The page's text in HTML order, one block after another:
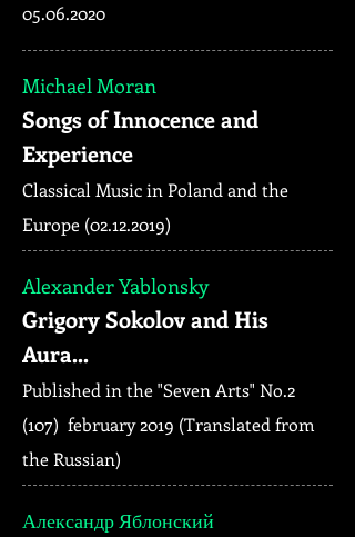
05.06.2020
Michael Moran
Songs of Innocence and
Experience
Classical Music in Poland and the
Europe (02.12.2019)
Alexander Yablonsky
Grigory Sokolov and His
Aura...
Published in the "Seven Arts" No.2
(107) february 2019 (Translated from
the Russian)
Александр Яблонский